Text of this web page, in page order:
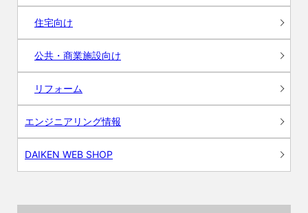
住宅向け
公共・商業施設向け
リフォーム
エンジニアリング情報
DAIKEN WEB SHOP